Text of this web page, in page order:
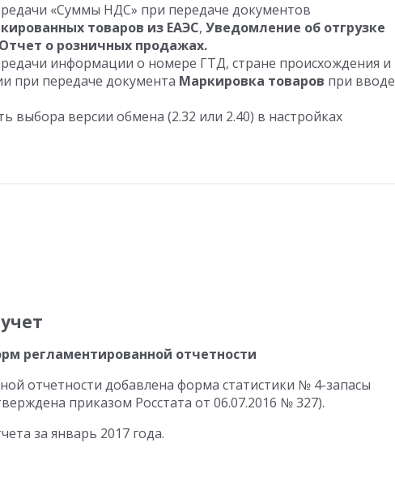
«Суммы НДС» при передаче документов
товаров из ЕАЭС, Уведомление об отгрузке
о розничных продажах.
информации о номере ГТД, стране происхождения и
при передаче документа Маркировка товаров при вводе
выбора версии обмена (2.32 или 2.40) в настройках
регламентированной отчетности
отчетности добавлена форма статистики № 4-запасы
приказом Росстата от 06.07.2016 № 327).
за январь 2017 года.